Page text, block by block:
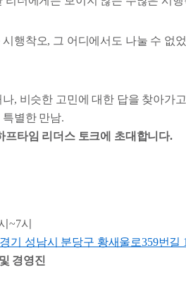
행착오, 그 어디에서도 나눌 수 없
, 비슷한 고민에 대한 답을 찾아가
별한 만남.
타임 리더스 토크에 초대합니다.
~7시
경기 성남시 분당구 황새울로359번길
경영진